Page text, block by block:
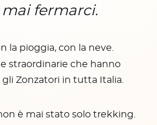
mai fermarci.
la pioggia, con la neve.
straordinarie che hanno
Zonzatori in tutta Italia.
è mai stato solo trekking.